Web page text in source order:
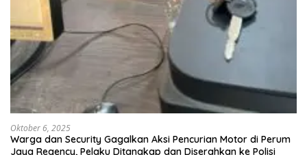
Oktober 6, 2025
Warga dan Security Gagalkan Aksi Pencurian Motor di Perum
Jaya Regency, Pelaku Ditangkap dan Diserahkan ke Polisi